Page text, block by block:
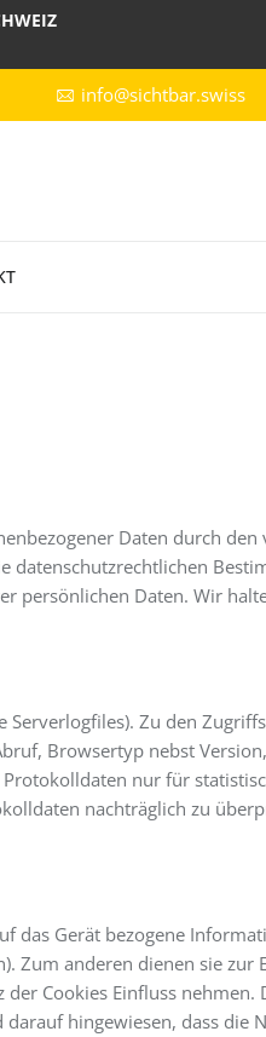
info@sichtbar.swiss
Daten durch
datenschutzrechtlichen
persönlichen Daten. Wir
Zu den
Browsertyp nebst
nur für
nachträglich zu
das Gerät bezogene
Zum anderen dienen sie zur
Cookies Einfluss
hingewiesen, dass die